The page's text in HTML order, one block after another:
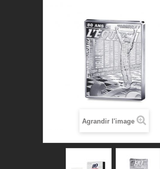
Agrandir l'image